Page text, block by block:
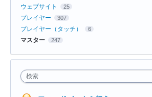
ウェブサイト
25
プレイヤー 307
プレイヤー（タッチ） 6
マスター 247
検索